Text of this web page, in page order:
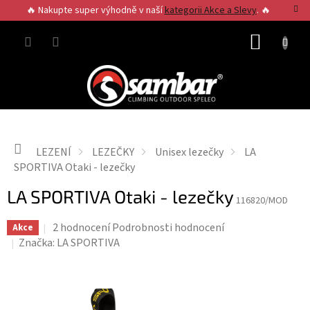
na
obsah
🔥 Nakupte super výhodně v našíkategorii Akce a Slevy. 🔥
Domů
LEZENÍ LEZEČKY Unisex lezečky
LA
SPORTIVA Otaki - lezečky
LA SPORTIVA Otaki - lezečky 116820/MOD
Akce
Průměrné
hodnocení
2 hodnocení Podrobnosti hodnocení
Značka: LA SPORTIVA